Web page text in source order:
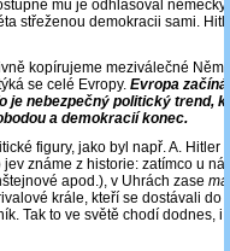
mu je odhlasoval
střeženou demokracii sami.
kopírujeme meziválečné
se celé Evropy. Evropa
nebezpečný politický trend,
a demokracií konec.
figury, jako byl např. A. Hitler
jev známe z historie: zatímco u
apod.), v Uhrách zase
krále, kteří se dostávali do
Tak to ve světě chodí dodnes, i